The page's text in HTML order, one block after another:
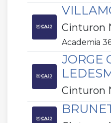
Cinturon
Academia
JORGE
Cinturon